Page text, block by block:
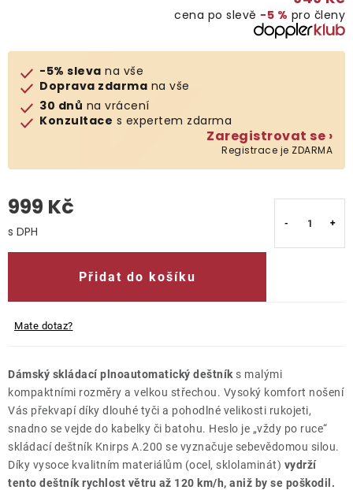
Klub výhod
cena po slevě −5 % pro členy
-5% sleva na vše
Doprava zdarma na vše
30 dnů na vrácení
Konzultace s expertem zdarma
Zaregistrovat se ›
Registrace je ZDARMA
999 Kč
Přidat do košíku
Mate dotaz?
Dámský skládací plnoautomatický deštník s malými
kompaktními rozměry a velkou střechou. Vysoký komfort nošení
Vás překvapí díky dlouhé tyči a pohodlné velikosti rukojeti,
snadno se vejde do kabelky či batohu. Heslo je „vždy po ruce“
skládací deštník Knirps A.200 se vyznačuje sebevědomou silou.
Díky vysoce kvalitním materiálům (ocel, sklolaminát) vydrží
tento deštník rychlost větru až 120 km/h, aniž by se poškodil.